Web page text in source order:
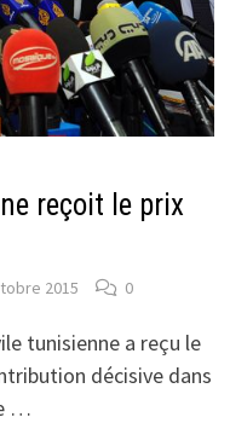
reçoit le prix
2015 0
tunisienne a reçu le
décisive dans
…